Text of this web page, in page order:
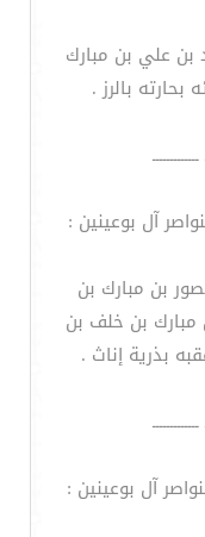
علي بن مبارك
بالرز .
آل بوعينين :
بن مبارك بن
بن خلف بن
بذرية إناث .
آل بوعينين :